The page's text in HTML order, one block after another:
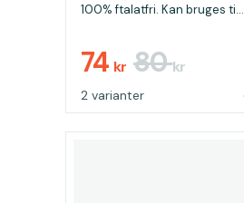
100% ftalatfri. Kan bruges ti...
74 kr 80kr
2 varianter